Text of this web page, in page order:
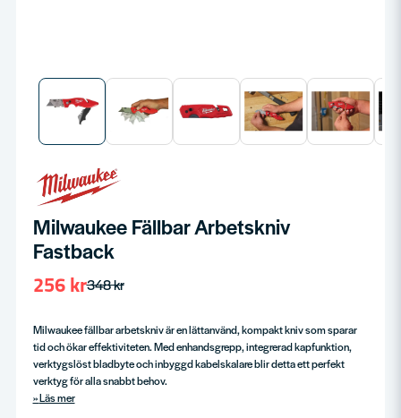
Milwaukee Fällbar Arbetskniv
Fastback
348 kr
256 kr
Milwaukee fällbar arbetskniv är en lättanvänd, kompakt kniv som sparar
tid och ökar effektiviteten. Med enhandsgrepp, integrerad kapfunktion,
verktygslöst bladbyte och inbyggd kabelskalare blir detta ett perfekt
verktyg för alla snabbt behov.
Läs mer